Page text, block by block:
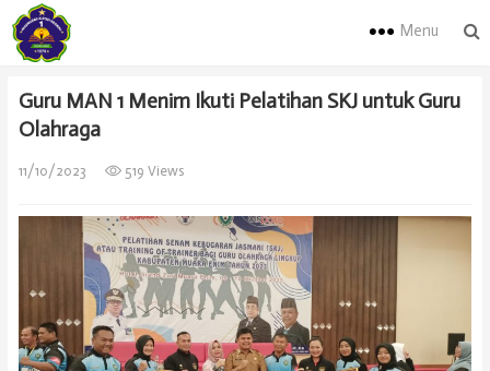
Menu
Guru MAN 1 Menim Ikuti Pelatihan SKJ untuk Guru
Olahraga
11/10/2023 519 Views